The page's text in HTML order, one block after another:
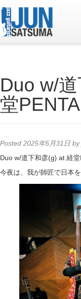
Live Schedule
Discography
Contact
YouTube
Duo w/
堂
Posted 2025年5月31日 by
Duo w/道下和彦(g) at 経堂
今夜は、我が師匠で日本